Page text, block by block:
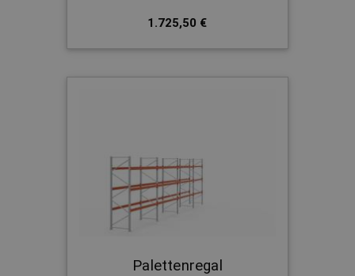
1.725,50 €
Palettenregal